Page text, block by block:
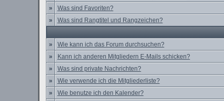
»
Was sind Favoriten?
»
Was sind Rangtitel und Rangzeichen?
»
Wie kann ich das Forum durchsuchen?
»
Kann ich anderen Mitgliedern E-Mails schicken?
»
Was sind private Nachrichten?
»
Wie verwende ich die Mitgliederliste?
»
Wie benutze ich den Kalender?